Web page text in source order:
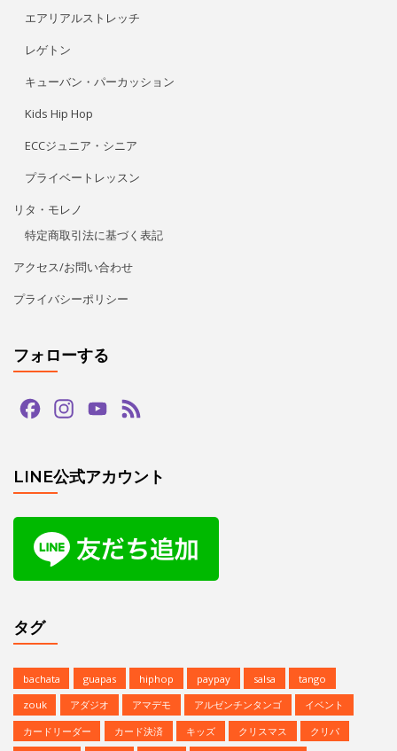
エアリアルストレッチ
レゲトン
キューバン・パーカッション
Kids Hip Hop
ECCジュニア・シニア
プライベートレッスン
リタ・モレノ
特定商取引法に基づく表記
アクセス/お問い合わせ
プライバシーポリシー
フォローする
FacebookInstagramYouTube
LINE公式アカウント
タグ
bachata guapas hiphop paypay salsa
tango
zouk
アダジオ アマデモ アルゼンチンタンゴ
イベント
カードリーダー
カード決済 キッズ クリスマス
クリパ